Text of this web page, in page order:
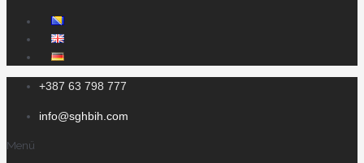
+387 63 798 777
info@sghbih.com
Menü